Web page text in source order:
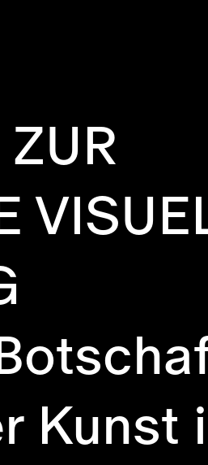
Kunst